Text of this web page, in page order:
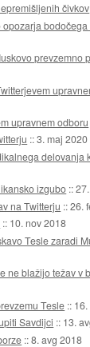
čivkov
prevzemno
upravnem odboru
::3. maj 2020
delovanja
izgubo ::
na Twitterju ::26.
:: 10. nov 2018
Tesle zaradi
ne blažijo težav v
Tesle ::
Savdijci :: 13.
::8. avg 2018